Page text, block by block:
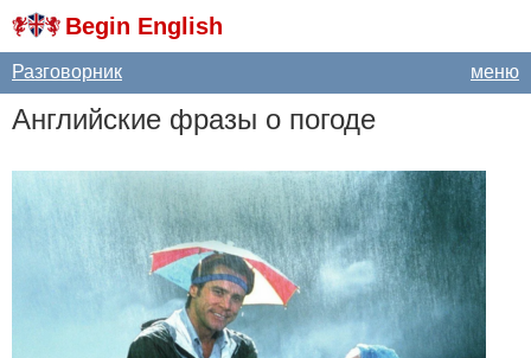
Begin English
меню
Разговорник
Английские фразы о погоде